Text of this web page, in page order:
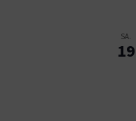
SA.
19